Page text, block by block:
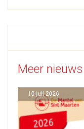
Meer nieuws
10 juli 2026